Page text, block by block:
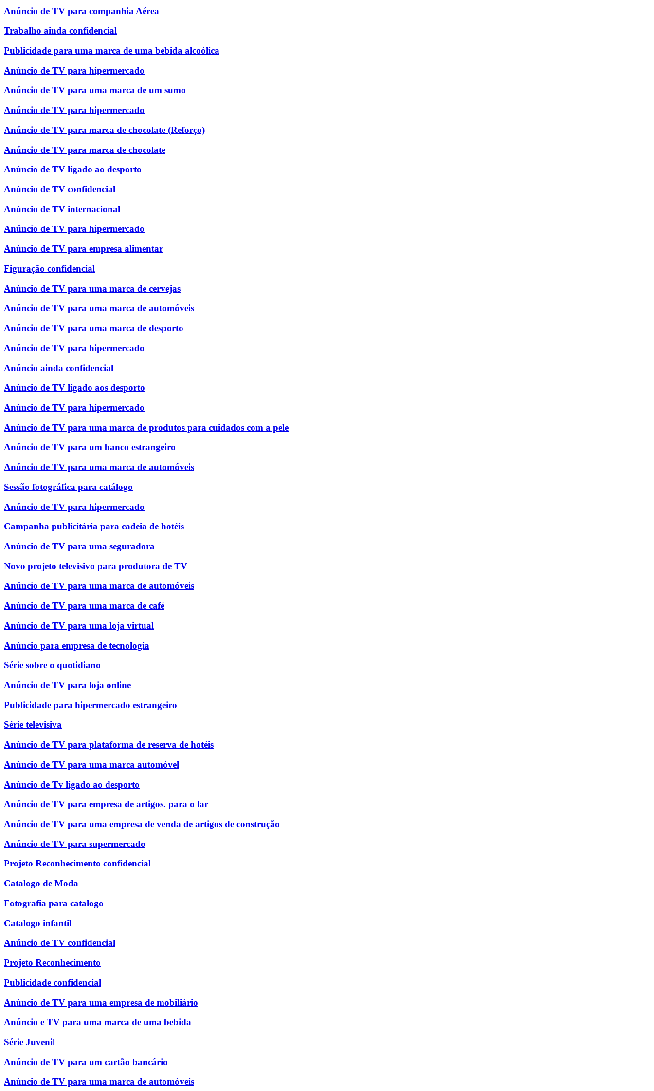
Anúncio de TV para companhia Aérea
Trabalho ainda confidencial
Publicidade para uma marca de uma bebida alcoólica
Anúncio de TV para hipermercado
Anúncio de TV para uma marca de um sumo
Anúncio de TV para hipermercado
Anúncio de TV para marca de chocolate (Reforço)
Anúncio de TV para marca de chocolate
Anúncio de TV ligado ao desporto
Anúncio de TV confidencial
Anúncio de TV internacional
Anúncio de TV para hipermercado
Anúncio de TV para empresa alimentar
Figuração confidencial
Anúncio de TV para uma marca de cervejas
Anúncio de TV para uma marca de automóveis
Anúncio de TV para uma marca de desporto
Anúncio de TV para hipermercado
Anúncio ainda confidencial
Anúncio de TV ligado aos desporto
Anúncio de TV para hipermercado
Anúncio de TV para uma marca de produtos para cuidados com a pele
Anúncio de TV para um banco estrangeiro
Anúncio de TV para uma marca de automóveis
Sessão fotográfica para catálogo
Anúncio de TV para hipermercado
Campanha publicitária para cadeia de hotéis
Anúncio de TV para uma seguradora
Novo projeto televisivo para produtora de TV
Anúncio de TV para uma marca de automóveis
Anúncio de TV para uma marca de café
Anúncio de TV para uma loja virtual
Anúncio para empresa de tecnologia
Série sobre o quotidiano
Anúncio de TV para loja online
Publicidade para hipermercado estrangeiro
Série televisiva
Anúncio de TV para plataforma de reserva de hotéis
Anúncio de TV para uma marca automóvel
Anúncio de Tv ligado ao desporto
Anúncio de TV para empresa de artigos. para o lar
Anúncio de TV para uma empresa de venda de artigos de construção
Anúncio de TV para supermercado
Projeto Reconhecimento confidencial
Catalogo de Moda
Fotografia para catalogo
Catalogo infantil
Anúncio de TV confidencial
Projeto Reconhecimento
Publicidade confidencial
Anúncio de TV para uma empresa de mobiliário
Anúncio e TV para uma marca de uma bebida
Série Juvenil
Anúncio de TV para um cartão bancário
Anúncio de TV para uma marca de automóveis